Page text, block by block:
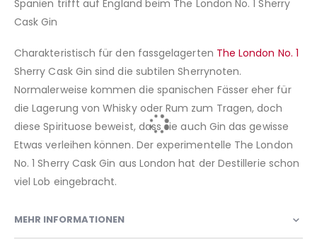
Spanien trifft auf England beim The London No. 1 Sherry
Cask Gin
Charakteristisch für den fassgelagerten The London No. 1
Sherry Cask Gin sind die subtilen Sherrynoten.
Normalerweise kommen die spanischen Fässer eher für
die Lagerung von Whisky oder Rum zum Tragen, doch
diese Spirituose beweist, dass sie auch Gin das gewisse
Etwas verleihen können. Der experimentelle The London
No. 1 Sherry Cask Gin aus London hat der Destillerie schon
viel Lob eingebracht.
MEHR INFORMATIONEN